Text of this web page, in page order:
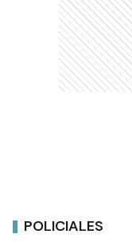
POLICIALES